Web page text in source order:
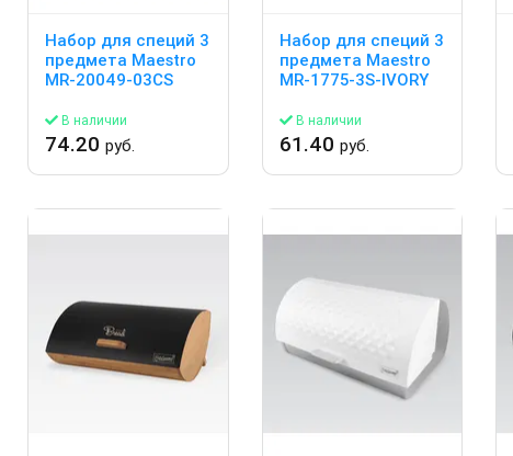
Набор для специй 3
предмета Maestro
MR-20049-03CS
В наличии
74.20 руб.
Набор для специй 3
предмета Maestro
MR-1775-3S-IVORY
В наличии
61.40 руб.